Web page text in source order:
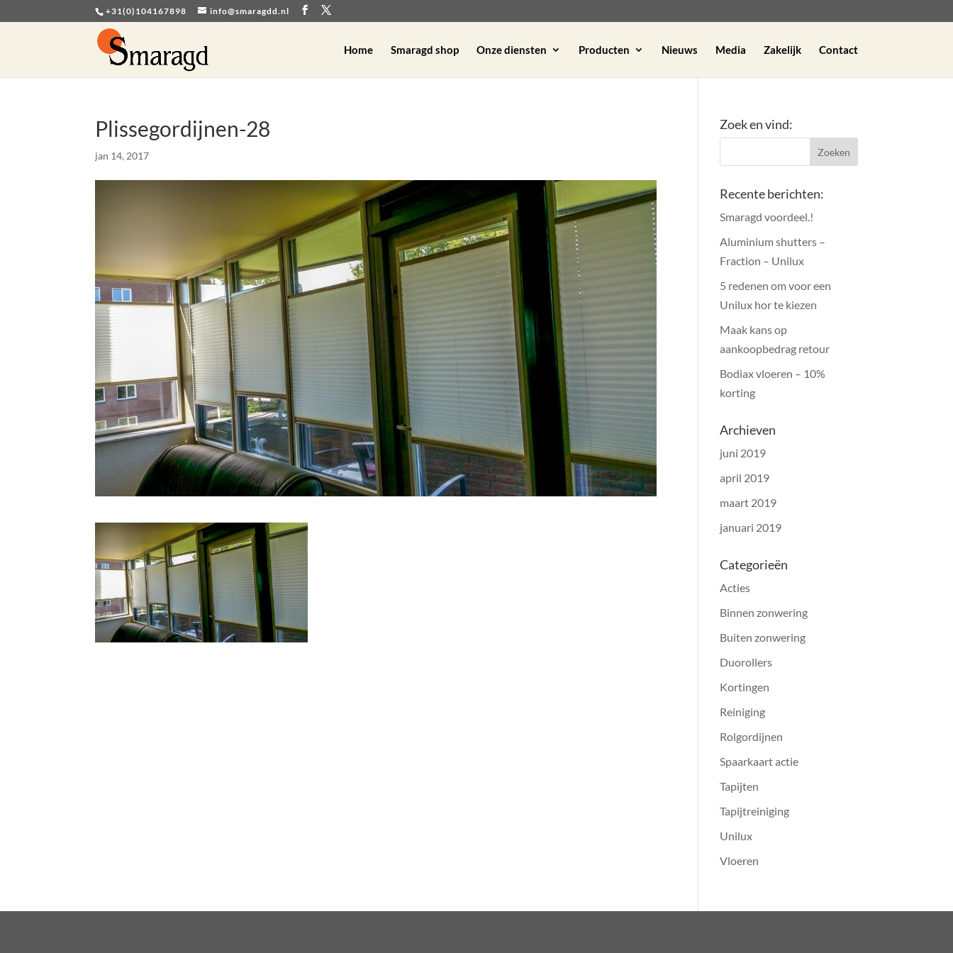
+31(0)104167898 info@smaragdd.nl
Home Smaragd shop Onze diensten Producten Nieuws Media Zakelijk Contact
Plissegordijnen-28
jan 14, 2017
Zoek en vind:
Recente berichten:
Smaragd voordeel.!
Aluminium shutters –
Fraction – Unilux
5 redenen om voor een
Unilux hor te kiezen
Maak kans op
aankoopbedrag retour
Bodiax vloeren – 10%
korting
Archieven
juni 2019
april 2019
maart 2019
januari 2019
Categorieën
Acties
Binnen zonwering
Buiten zonwering
Duorollers
Kortingen
Reiniging
Rolgordijnen
Spaarkaart actie
Tapijten
Tapijtreiniging
Unilux
Vloeren